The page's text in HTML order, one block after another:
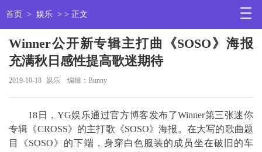
首页 > 娱乐 > > 正文
Winner公开新专辑主打曲《SOSO》海报
充满秋日感性提高歌迷期待
2019-10-18 娱乐 编辑：Bunny
18日，YG娱乐通过官方博客发布了Winner第三张迷你
专辑《CROSS》的主打歌《SOSO》海报。在大写的歌曲题
目《SOSO》的下端，身穿白色服装的成员坐在破旧的车